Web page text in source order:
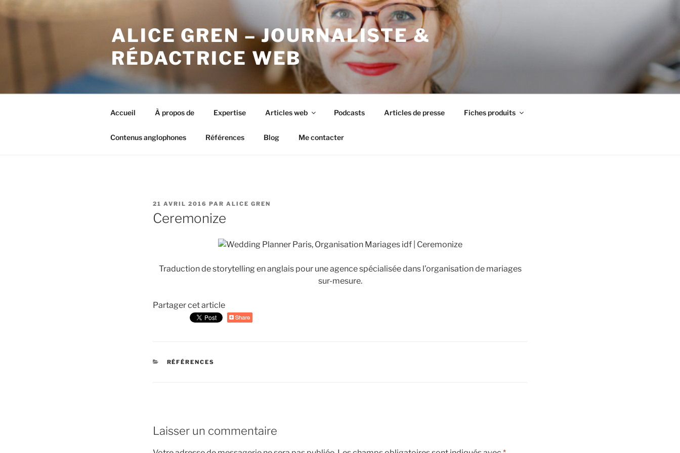
au
ALICE GREN – JOURNALISTE &
RÉDACTRICE WEB
Accueil À propos de Expertise Articles web Podcasts Articles de presse Fiches produits
Contenus anglophones Références Blog Me contacter
PUBLIÉ
LE
21 AVRIL 2016 PAR ALICE GREN
Ceremonize
Traduction de storytelling en anglais pour une agence spécialisée dans l’organisation de mariages
sur-mesure.
Partager cet article
CATÉGORIES
RÉFÉRENCES
Laisser un commentaire